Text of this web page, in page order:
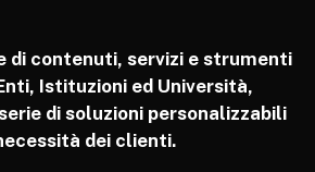
di contenuti, servizi e strumenti
Istituzioni ed Università,
di soluzioni personalizzabili
dei clienti.